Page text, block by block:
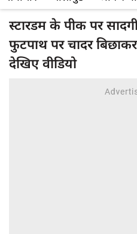
स्टारडम के पीक पर
फुटपाथ पर चादर
देखिए वीडियो